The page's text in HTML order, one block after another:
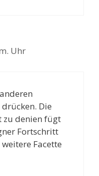
Uhr
Die
zu denien fügt
Fortschritt
Facette